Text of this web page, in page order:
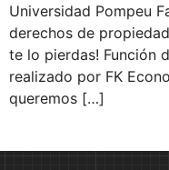
Universidad Pompeu
derechos de
te lo pierdas! Función
realizado por FK
queremos […]